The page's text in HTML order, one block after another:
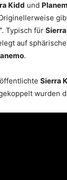
Kidd und
. Typisch für
auf
.
Sierra
wurden